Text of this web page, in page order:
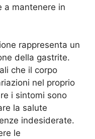
a mantenere in
rappresenta un
della gastrite.
che il corpo
nel proprio
i sintomi sono
la salute
indesiderate.
le